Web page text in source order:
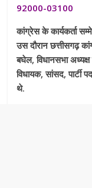
92000-03100
कांग्रेस के कार्यकर्ता
उस दौरान छत्तीसगढ़
बघेल, विधानसभा
विधायक, सांसद, पार्टी
थे.